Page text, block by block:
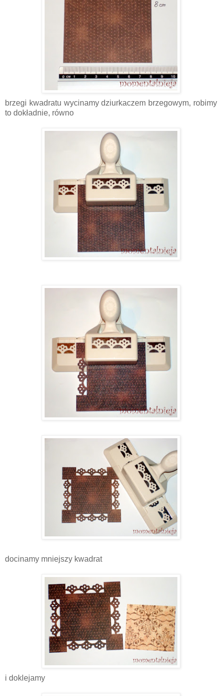
brzegi kwadratu wycinamy dziurkaczem brzegowym, robimy
to dokładnie, równo
docinamy mniejszy kwadrat
i doklejamy